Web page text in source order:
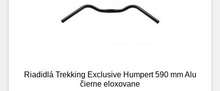
Riadidlá Trekking Exclusive Humpert 590 mm Alu
čierne eloxovane